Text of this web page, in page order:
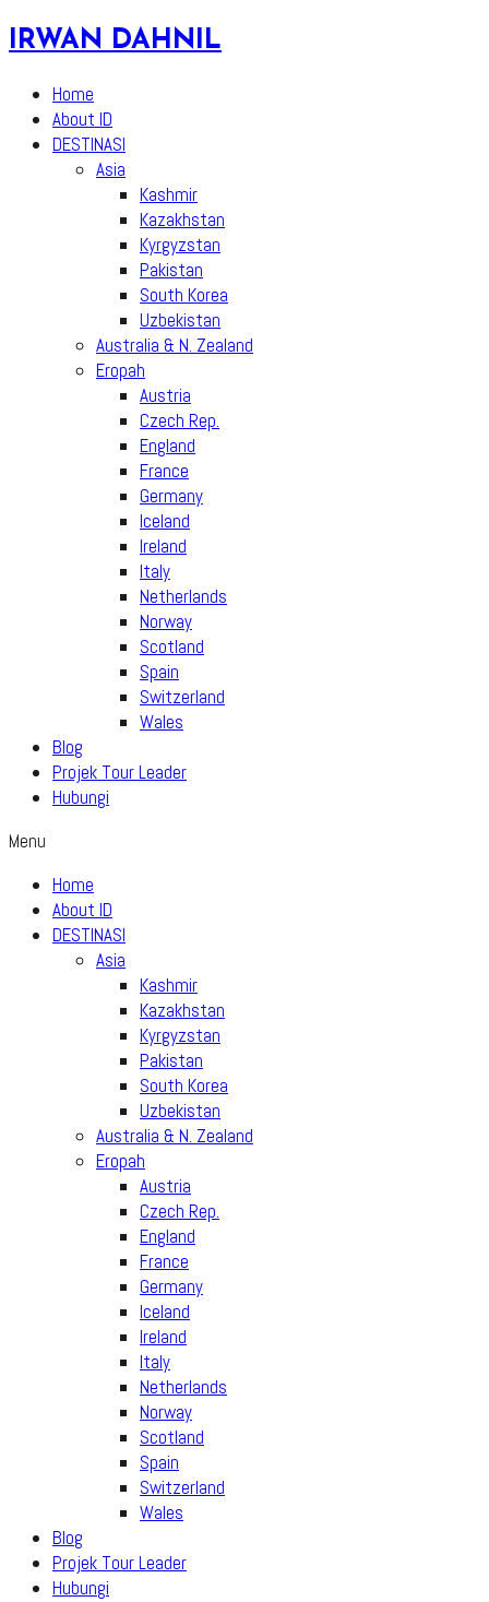
Skip
to
content
IRWAN DAHNIL
Home
About ID
DESTINASI
Asia
Kashmir
Kazakhstan
Kyrgyzstan
Pakistan
South Korea
Uzbekistan
Australia & N. Zealand
Eropah
Austria
Czech Rep.
England
France
Germany
Iceland
Ireland
Italy
Netherlands
Norway
Scotland
Spain
Switzerland
Wales
Blog
Projek Tour Leader
Hubungi
Menu
Home
About ID
DESTINASI
Asia
Kashmir
Kazakhstan
Kyrgyzstan
Pakistan
South Korea
Uzbekistan
Australia & N. Zealand
Eropah
Austria
Czech Rep.
England
France
Germany
Iceland
Ireland
Italy
Netherlands
Norway
Scotland
Spain
Switzerland
Wales
Blog
Projek Tour Leader
Hubungi